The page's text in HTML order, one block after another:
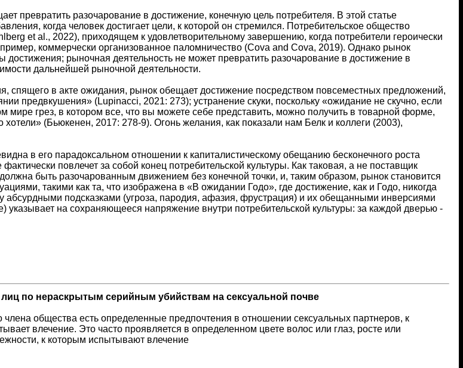
превратить разочарование в достижение, конечную цель потребителя. В этой статье
когда человек достигает цели, к которой он стремился. Потребительское общество
et al., 2022), приходящем к удовлетворительному завершению, когда потребители героически
коммерчески организованное паломничество (Cova and Cova, 2019). Однако рынок
достижения; рыночная деятельность не может превратить разочарование в достижение в
дальнейшей рыночной деятельности.
спящего в акте ожидания, рынок обещает достижение посредством повсеместных предложений,
предвкушения» (Lupinacci, 2021: 273); устранение скуки, поскольку «ожидание не скучно, если
мире грез, в котором все, что вы можете себе представить, можно получить в товарной форме,
хотели» (Бьюкенен, 2017: 278-9). Огонь желания, как показали нам Белк и коллеги (2003),
в его парадоксальном отношении к капиталистическому обещанию бесконечного роста
повлечет за собой конец потребительской культуры. Как таковая, а не поставщик
быть разочарованным движением без конечной точки, и, таким образом, рынок становится
такими как та, что изображена в «В ожидании Годо», где достижение, как и Годо, никогда
абсурдными подсказками (угроза, пародия, афазия, фрустрация) и их обещанными инверсиями
указывает на сохраняющееся напряжение внутри потребительской культуры: за каждой дверью -
лиц по нераскрытым серийным убийствам на сексуальной почве
члена общества есть определенные предпочтения в отношении сексуальных партнеров, к
влечение. Это часто проявляется в определенном цвете волос или глаз, росте или
к которым испытывают влечение